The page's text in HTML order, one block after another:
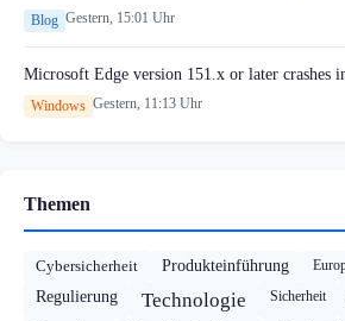
Blog Gestern, 15:01 Uhr
Microsoft Edge version 151.x or later crashes
Windows Gestern, 11:13 Uhr
Themen
Cybersicherheit Produkteinführung
Regulierung Technologie Sicherheit